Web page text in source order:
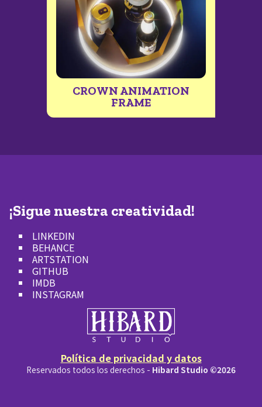
CROWN ANIMATION
FRAME
¡Sigue nuestra creatividad!
LINKEDIN
BEHANCE
ARTSTATION
GITHUB
IMDB
INSTAGRAM
Política de privacidad y datos
Reservados todos los derechos - Hibard Studio ©2026